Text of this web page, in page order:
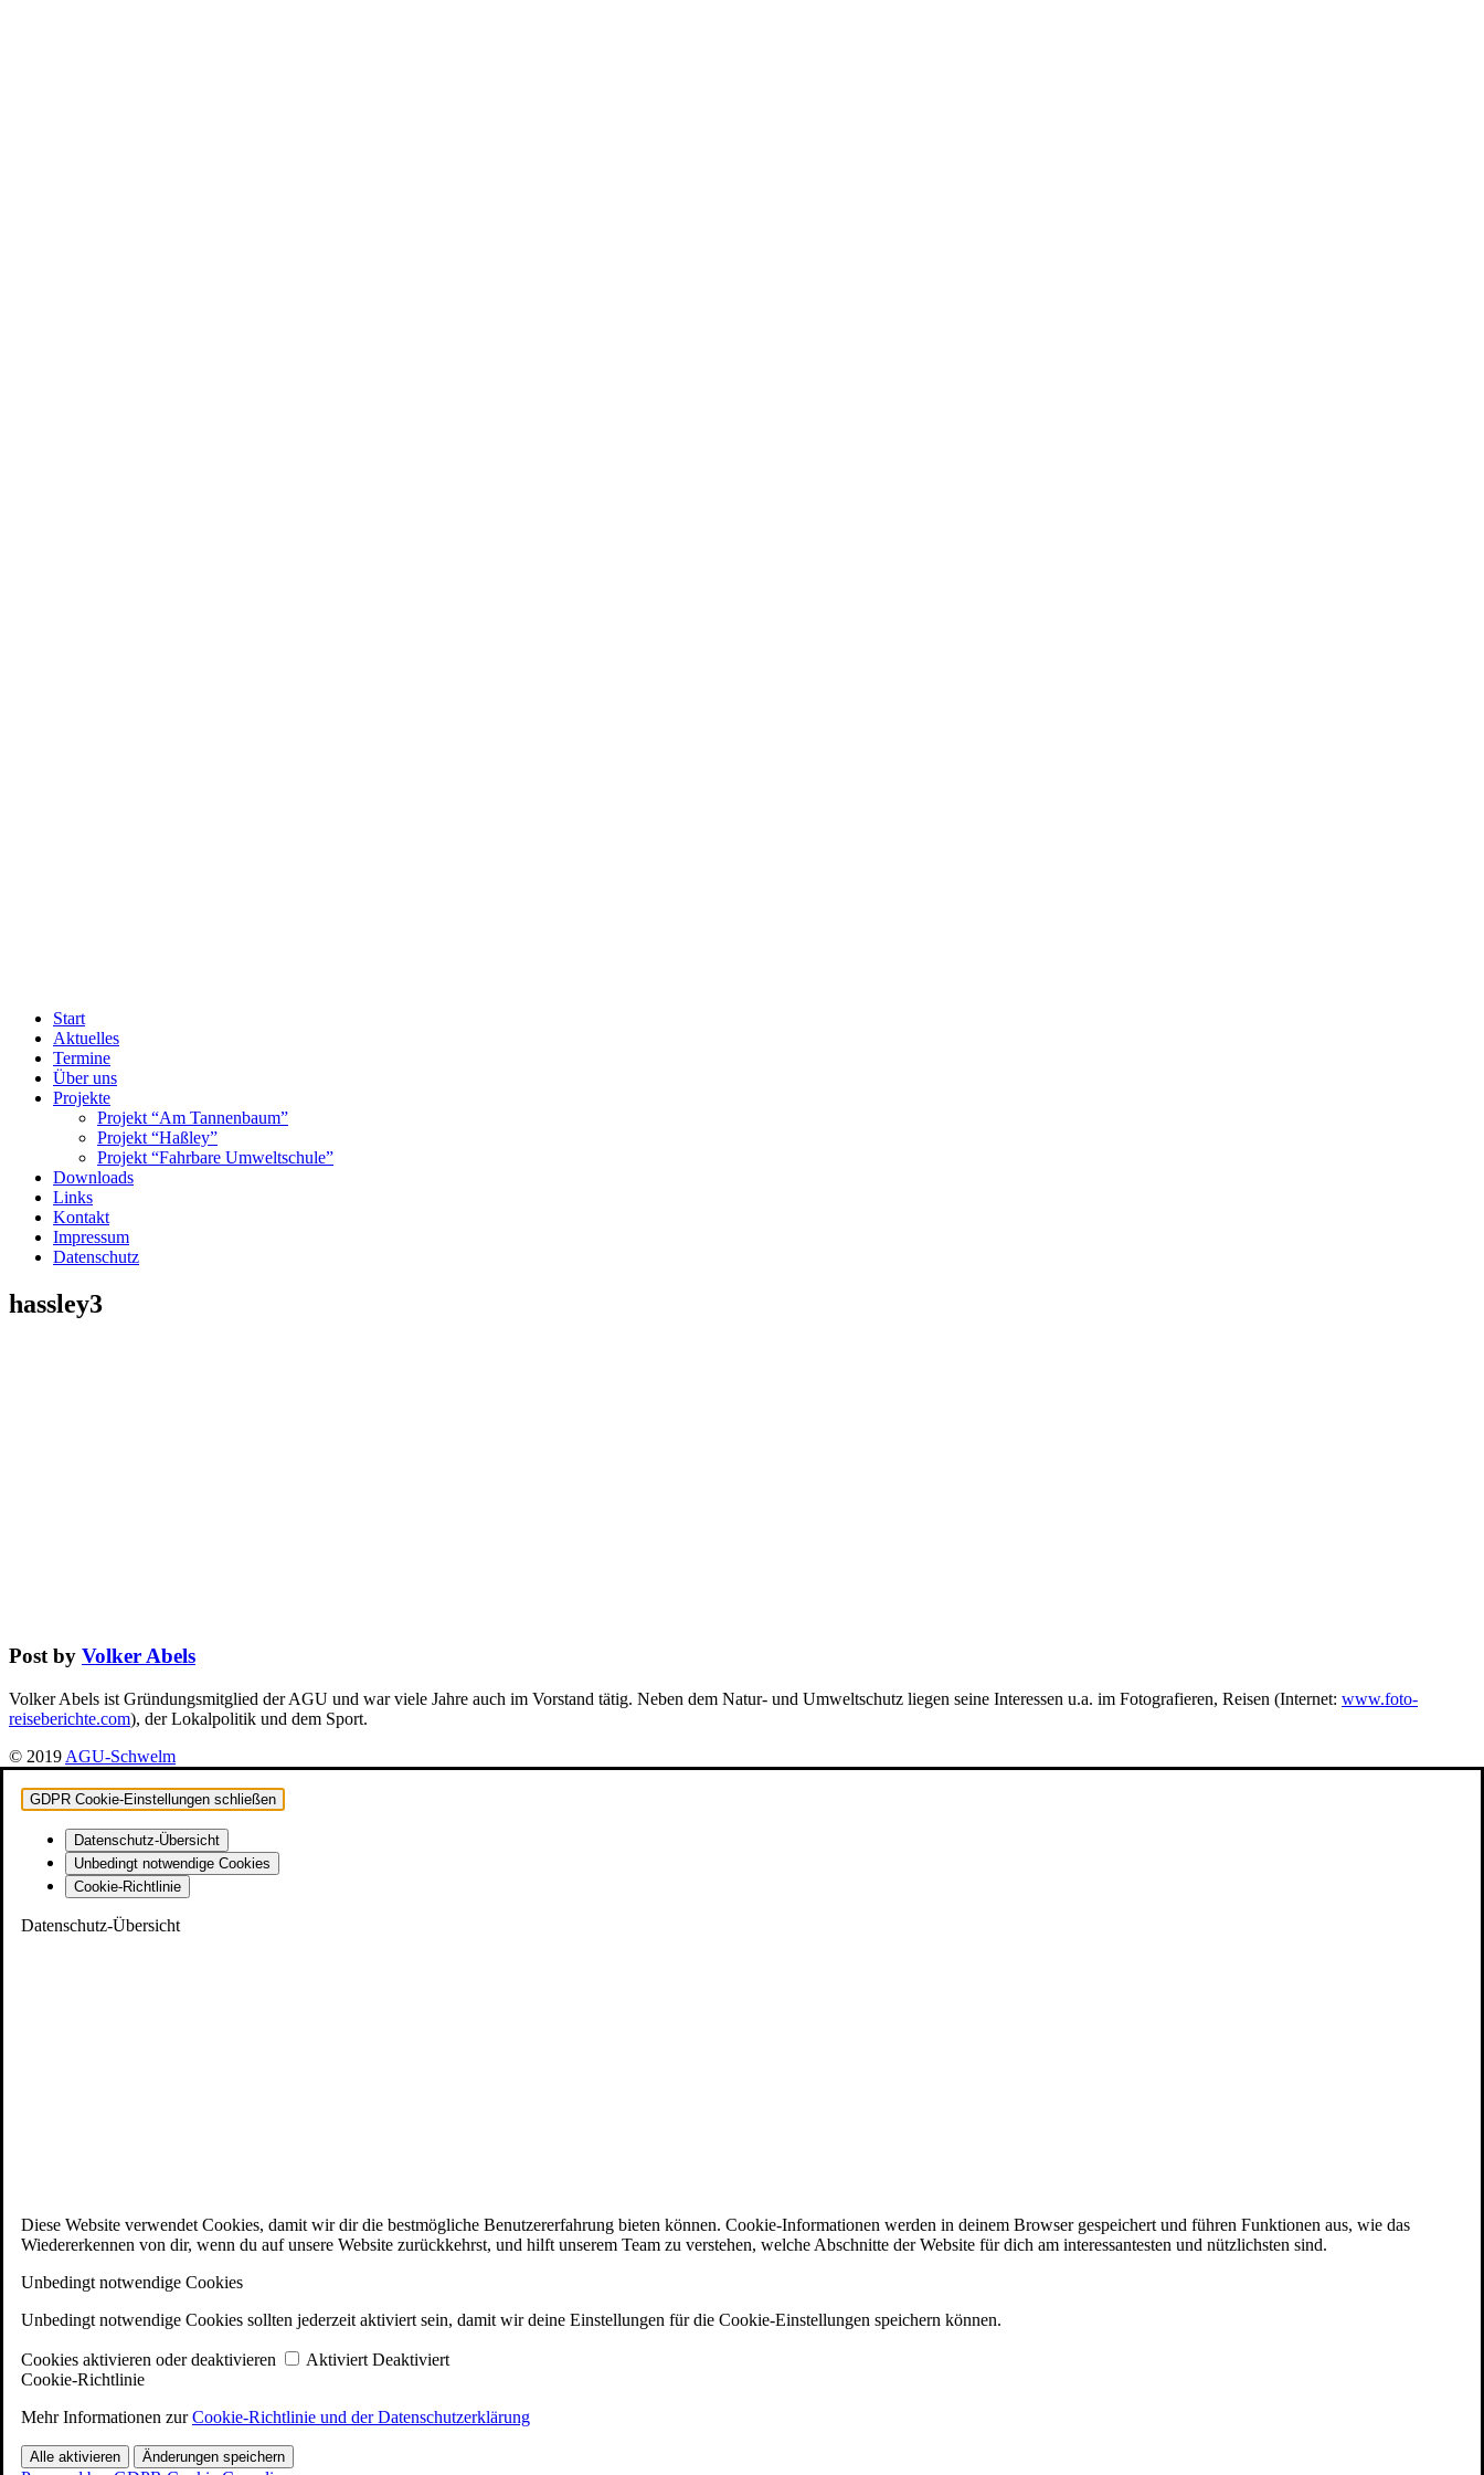
Start
Aktuelles
Termine
Über uns
Projekte
Projekt “Am Tannenbaum”
Projekt “Haßley”
Projekt “Fahrbare Umweltschule”
Downloads
Links
Kontakt
Impressum
Datenschutz
hassley3
Post by Volker Abels
Volker Abels ist Gründungsmitglied der AGU und war viele Jahre auch im Vorstand tätig. Neben dem Natur- und Umweltschutz liegen seine Interessen u.a. im Fotografieren, Reisen (Internet: www.foto-
reiseberichte.com), der Lokalpolitik und dem Sport.
© 2019 AGU-Schwelm
GDPR Cookie-Einstellungen schließen
Datenschutz-Übersicht
Unbedingt notwendige Cookies
Cookie-Richtlinie
Datenschutz-Übersicht
Diese Website verwendet Cookies, damit wir dir die bestmögliche Benutzererfahrung bieten können. Cookie-Informationen werden in deinem Browser gespeichert und führen Funktionen aus, wie das
Wiedererkennen von dir, wenn du auf unsere Website zurückkehrst, und hilft unserem Team zu verstehen, welche Abschnitte der Website für dich am interessantesten und nützlichsten sind.
Unbedingt notwendige Cookies
Unbedingt notwendige Cookies sollten jederzeit aktiviert sein, damit wir deine Einstellungen für die Cookie-Einstellungen speichern können.
Cookies aktivieren oder deaktivieren Aktiviert Deaktiviert
Cookie-Richtlinie
Mehr Informationen zurCookie-Richtlinie und der Datenschutzerklärung
Alle aktivieren Änderungen speichern